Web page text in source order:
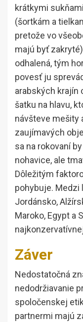
krátkymi
(šortkám a
pretože vo
majú byť
odhalená, tým
povesť ju
arabských krajín
šatku na hlavu,
návšteve mešity
zaujímavých
sa na rokovaní
nohavice, ale
Dôležitým
pohybuje. Medzi
Jordánsko,
Maroko, Egypt a
Záver
Nedostatočná
nedodržiavanie
spoločenskej
partnermi majú